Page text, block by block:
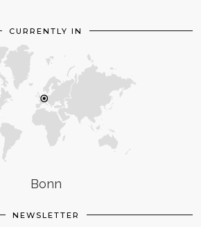
CURRENTLY IN
Bonn
NEWSLETTER